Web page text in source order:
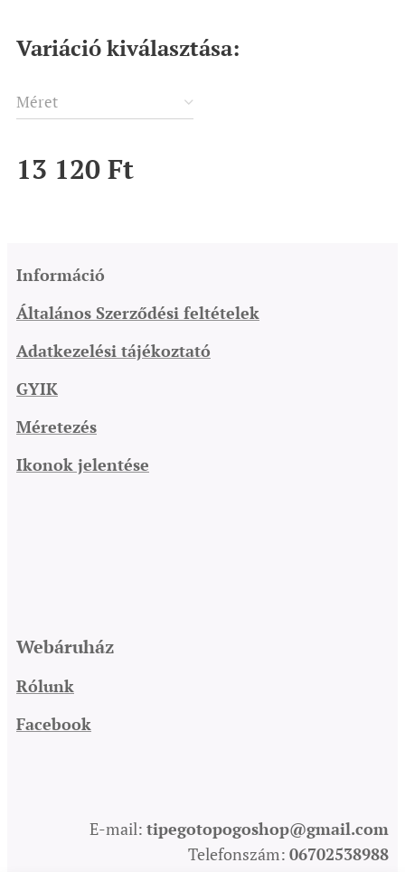
Variáció kiválasztása:
Méret
13 120 Ft
Információ
Általános Szerződési feltételek
Adatkezelési tájékoztató
GYIK
Méretezés
Ikonok jelentése
Webáruház
Rólunk
Facebook
E-mail: tipegotopogoshop@gmail.com
Telefonszám: 06702538988